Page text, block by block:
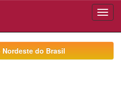
Nordeste do Brasil